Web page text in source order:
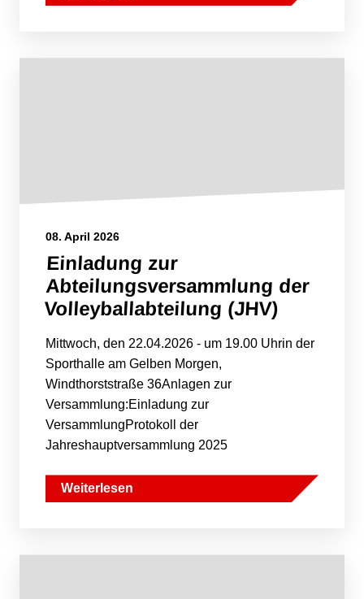
08. April 2026
Einladung zur
Abteilungsversammlung der
Volleyballabteilung (JHV)
Mittwoch, den 22.04.2026 - um 19.00 Uhrin der
Sporthalle am Gelben Morgen,
Windthorststraße 36Anlagen zur
Versammlung:Einladung zur
VersammlungProtokoll der
Jahreshauptversammlung 2025
Weiterlesen